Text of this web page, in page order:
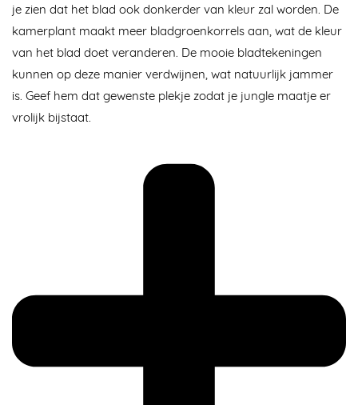
je zien dat het blad ook donkerder van kleur zal worden. De
kamerplant maakt meer bladgroenkorrels aan, wat de kleur
van het blad doet veranderen. De mooie bladtekeningen
kunnen op deze manier verdwijnen, wat natuurlijk jammer
is. Geef hem dat gewenste plekje zodat je jungle maatje er
vrolijk bijstaat.